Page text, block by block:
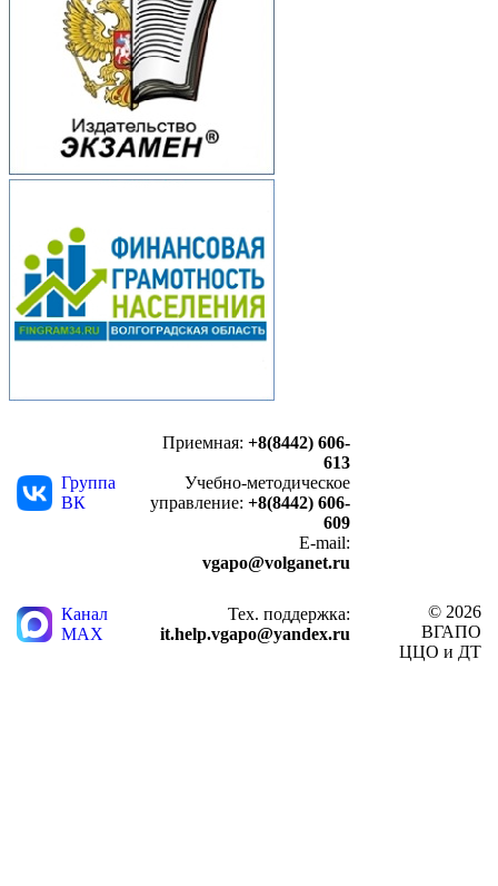
Группа
ВК
Приемная: +8(8442) 606-
613
Учебно-методическое
управление: +8(8442) 606-
609
E-mail:
vgapo@volganet.ru
Канал
MAX
Тех. поддержка:
it.help.vgapo@yandex.ru
© 2026
ВГАПО
ЦЦО и ДТ